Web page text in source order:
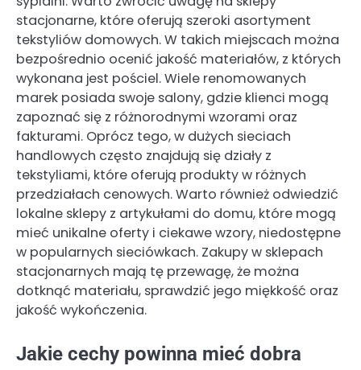
stacjonarne, które oferują szeroki asortyment
tekstyliów domowych. W takich miejscach można
bezpośrednio ocenić jakość materiałów, z których
wykonana jest pościel. Wiele renomowanych
marek posiada swoje salony, gdzie klienci mogą
zapoznać się z różnorodnymi wzorami oraz
fakturami. Oprócz tego, w dużych sieciach
handlowych często znajdują się działy z
tekstyliami, które oferują produkty w różnych
przedziałach cenowych. Warto również odwiedzić
lokalne sklepy z artykułami do domu, które mogą
mieć unikalne oferty i ciekawe wzory, niedostępne
w popularnych sieciówkach. Zakupy w sklepach
stacjonarnych mają tę przewagę, że można
dotknąć materiału, sprawdzić jego miękkość oraz
jakość wykończenia.
Jakie cechy powinna mieć dobra